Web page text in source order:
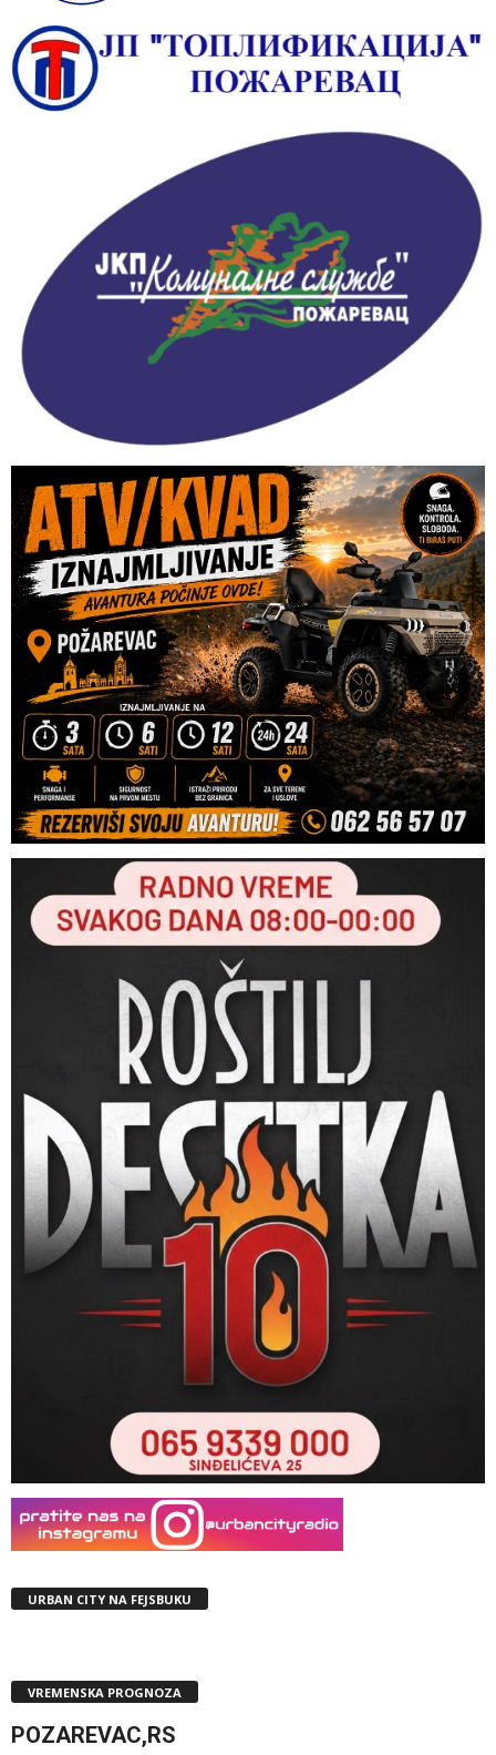
URBAN CITY NA FEJSBUKU
VREMENSKA PROGNOZA
POZAREVAC,RS